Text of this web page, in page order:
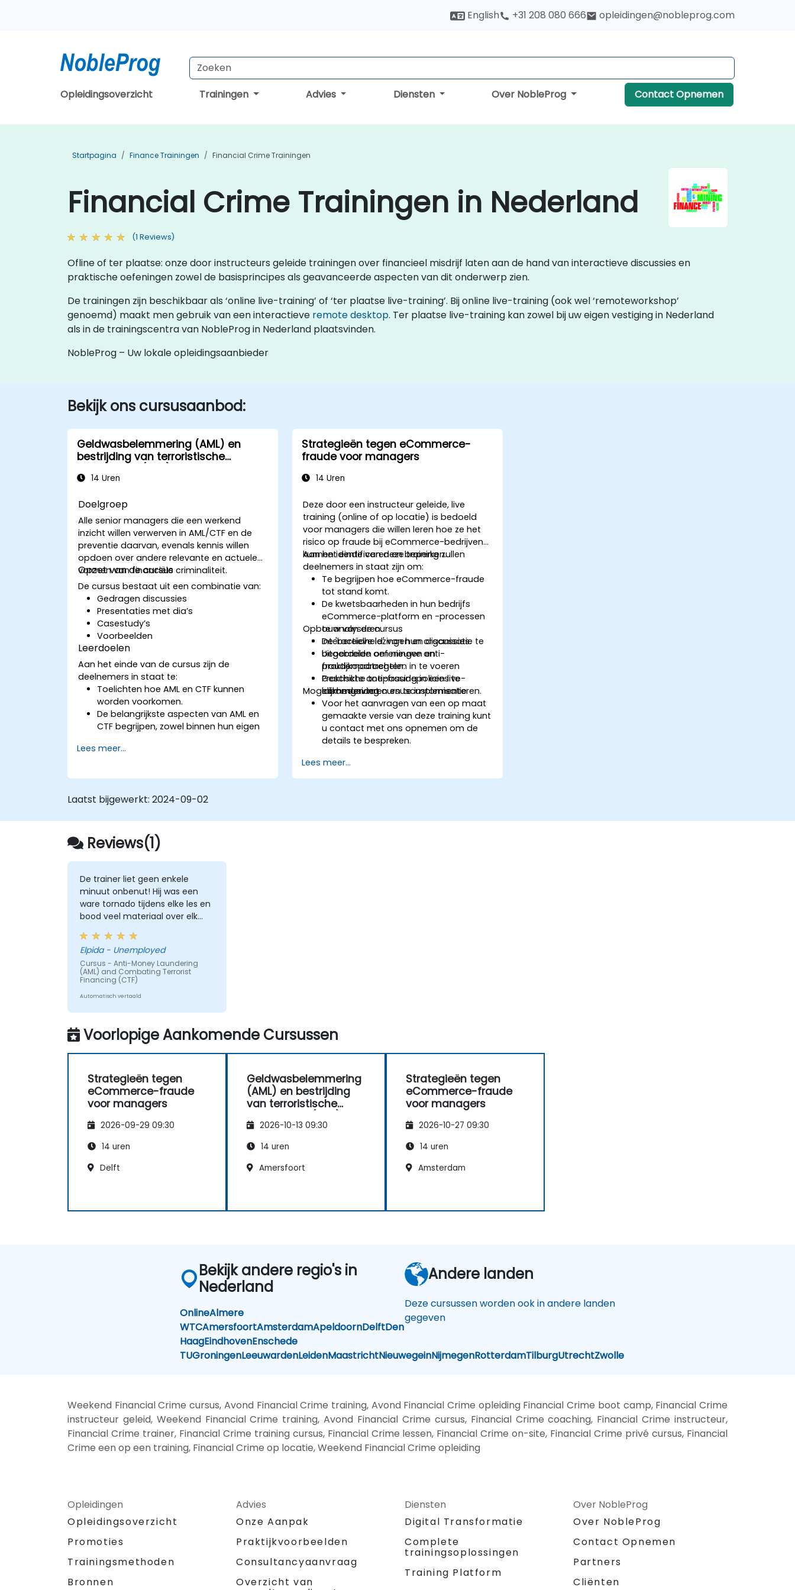
English +31 208 080 666 opleidingen@nobleprog.com
Opleidingsoverzicht Trainingen Advies Diensten Over NobleProg Contact Opnemen
Startpagina Finance Trainingen Financial Crime Trainingen
Financial Crime Trainingen in Nederland
(1 Reviews)
Ofline of ter plaatse: onze door instructeurs geleide trainingen over financieel misdrijf laten aan de hand van interactieve discussies en
praktische oefeningen zowel de basisprincipes als geavanceerde aspecten van dit onderwerp zien.
De trainingen zijn beschikbaar als ‘online live-training’ of ‘ter plaatse live-training’. Bij online live-training (ook wel ‘remoteworkshop’
genoemd) maakt men gebruik van een interactieve remote desktop. Ter plaatse live-training kan zowel bij uw eigen vestiging in Nederland
als in de trainingscentra van NobleProg in Nederland plaatsvinden.
NobleProg – Uw lokale opleidingsaanbieder
Bekijk ons cursusaanbod:
Geldwasbelemmering (AML) en
bestrijding van terroristische
14 Uren
Doelgroep
Alle senior managers die een werkend
inzicht willen verwerven in AML/CTF en de
preventie daarvan, evenals kennis willen
opdoen over andere relevante en actuele
vormen van financiële criminaliteit.
Opzet van de cursus
De cursus bestaat uit een combinatie van:
Gedragen discussies
Presentaties met dia’s
Casestudy’s
Voorbeelden
Leerdoelen
Aan het einde van de cursus zijn de
deelnemers in staat te:
Toelichten hoe AML en CTF kunnen
worden voorkomen.
De belangrijkste aspecten van AML en
CTF begrijpen, zowel binnen hun eigen
internationale beleid ter bestrijding
Aangeven op welke manieren een
beschermen tegen de risico’s van
Uitleggen hoe een organisatie een
doelwit kan worden voor dergelijke
activiteiten, evenals welke ‘rode
vlaggen’ hen kunnen helpen verdachte
of daadwerkelijke criminele
handelingen te herkennen, voorkomen
en te melden.
financiële criminaliteit leren kennen.
Lees meer...
Strategieën tegen eCommerce-
fraude voor managers
14 Uren
Deze door een instructeur geleide, live
training (online of op locatie) is bedoeld
voor managers die willen leren hoe ze het
risico op fraude bij eCommerce-bedrijven
kunnen identificeren en beperken.
Aan het einde van deze training zullen
deelnemers in staat zijn om:
Te begrijpen hoe eCommerce-fraude
tot stand komt.
De kwetsbaarheden in hun bedrijfs
eCommerce-platform en -processen
te analyseren.
De 'bereidheid' van hun organisatie te
beoordelen om nieuwe anti-
fraudemaatregelen in te voeren
Geschikte anti-fraudepolicies te
communiceren en te implementeren.
Opbouw van de cursus
Interactieve lezingen en discussies.
Uitgebreide oefeningen en
praktijkopdrachten.
Praktische toepassing in een live-
labomgeving.
Mogelijkheden tot cursuscustomisatie
Voor het aanvragen van een op maat
gemaakte versie van deze training kunt
u contact met ons opnemen om de
details te bespreken.
Lees meer...
Laatst bijgewerkt: 2024-09-02
Reviews(1)
De trainer liet geen enkele
minuut onbenut! Hij was een
ware tornado tijdens elke les en
bood veel materiaal over elk
onderwerp dat hij behandelde.
Elpida - Unemployed
Cursus - Anti-Money Laundering
(AML) and Combating Terrorist
Financing (CTF)
Automatisch vertaald
Voorlopige Aankomende Cursussen
Strategieën tegen
eCommerce-fraude
voor managers
2026-09-29 09:30
14 uren
Delft
Geldwasbelemmering
(AML) en bestrijding
van terroristische
2026-10-13 09:30
14 uren
Amersfoort
Strategieën tegen
eCommerce-fraude
voor managers
2026-10-27 09:30
14 uren
Amsterdam
Bekijk andere regio's in
Nederland
OnlineAlmere
WTCAmersfoortAmsterdamApeldoornDelftDen
HaagEindhovenEnschede
TUGroningenLeeuwardenLeidenMaastrichtNieuwegeinNijmegenRotterdamTilburgUtrechtZwolle
Andere landen
Deze cursussen worden ook in andere landen
gegeven
Weekend Financial Crime cursus, Avond Financial Crime training, Avond Financial Crime opleiding Financial Crime boot camp, Financial Crime
instructeur geleid, Weekend Financial Crime training, Avond Financial Crime cursus, Financial Crime coaching, Financial Crime instructeur,
Financial Crime trainer, Financial Crime training cursus, Financial Crime lessen, Financial Crime on-site, Financial Crime privé cursus, Financial
Crime een op een training, Financial Crime op locatie, Weekend Financial Crime opleiding
Opleidingen
Opleidingsoverzicht
Promoties
Trainingsmethoden
Bronnen
Advies
Onze Aanpak
Praktijkvoorbeelden
Consultancyaanvraag
Overzicht van
Diensten
Digital Transformatie
Complete
trainingsoplossingen
Training Platform
Over NobleProg
Over NobleProg
Contact Opnemen
Partners
Cliënten